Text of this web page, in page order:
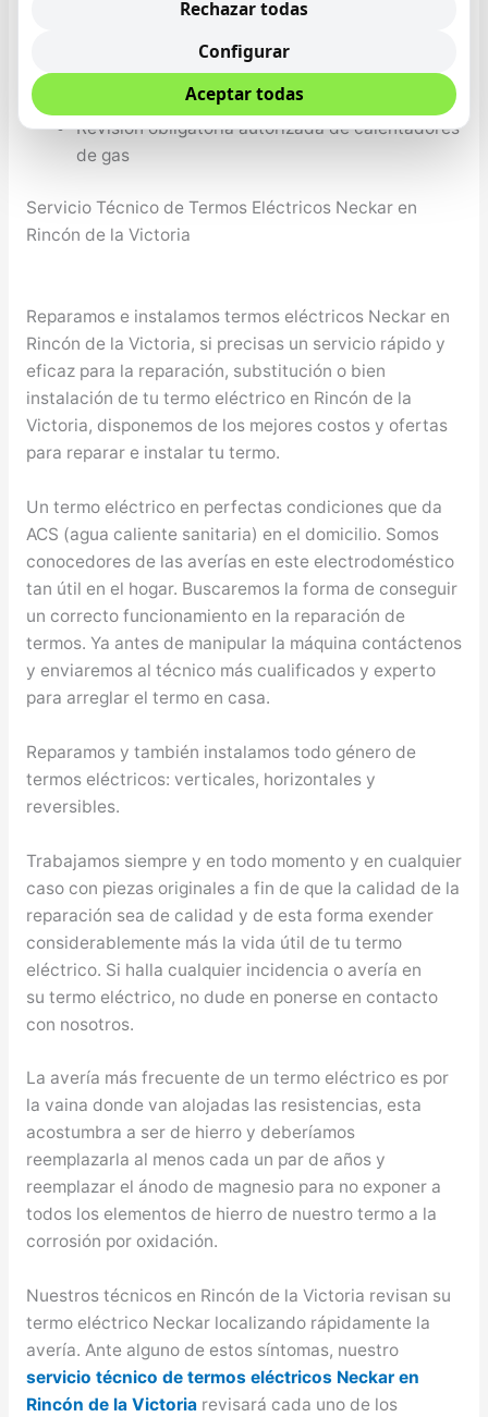
Avería en bomba de combustión del calentado
Instalación de calentadores con display digital
programables
Revisión obligatoria autorizada de calentadores
de gas
Servicio Técnico de Termos Eléctricos Neckar en
Rincón de la Victoria
Reparamos e instalamos termos eléctricos Neckar en
Rincón de la Victoria, si precisas un servicio rápido y
eficaz para la reparación, substitución o bien
instalación de tu termo eléctrico en Rincón de la
Victoria, disponemos de los mejores costos y ofertas
para reparar e instalar tu termo.
Un termo eléctrico en perfectas condiciones que da
ACS (agua caliente sanitaria) en el domicilio. Somos
conocedores de las averías en este electrodoméstico
tan útil en el hogar. Buscaremos la forma de conseguir
un correcto funcionamiento en la reparación de
termos. Ya antes de manipular la máquina contáctenos
y enviaremos al técnico más cualificados y experto
para arreglar el termo en casa.
Reparamos y también instalamos todo género de
termos eléctricos: verticales, horizontales y
reversibles.
Trabajamos siempre y en todo momento y en cualquier
caso con piezas originales a fin de que la calidad de la
reparación sea de calidad y de esta forma exender
considerablemente más la vida útil de tu termo
eléctrico. Si halla cualquier incidencia o avería en
su termo eléctrico, no dude en ponerse en contacto
con nosotros.
La avería más frecuente de un termo eléctrico es por
la vaina donde van alojadas las resistencias, esta
acostumbra a ser de hierro y deberíamos
reemplazarla al menos cada un par de años y
reemplazar el ánodo de magnesio para no exponer a
todos los elementos de hierro de nuestro termo a la
corrosión por oxidación.
Nuestros técnicos en Rincón de la Victoria revisan su
termo eléctrico Neckar localizando rápidamente la
avería. Ante alguno de estos síntomas, nuestro
servicio técnico de termos eléctricos Neckar en
Rincón de la Victoriarevisará cada uno de los
Rechazar todas
Configurar
Aceptar todas